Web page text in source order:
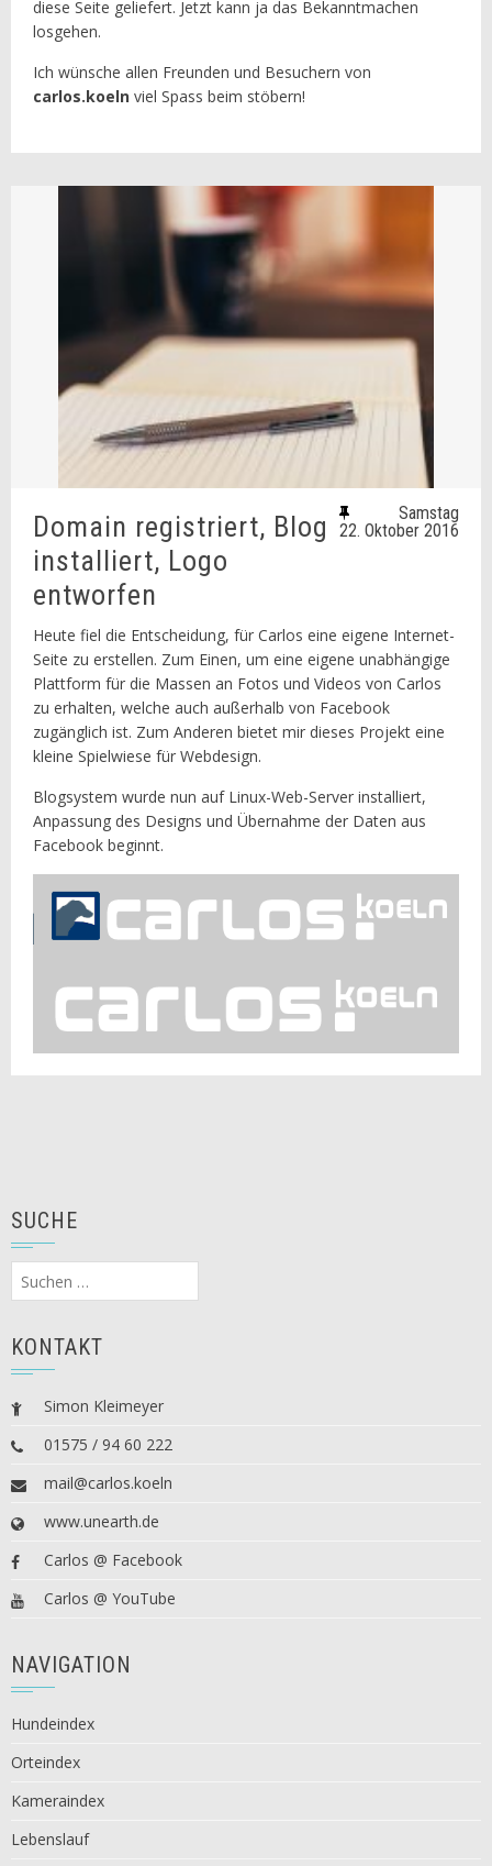
diese Seite geliefert. Jetzt kann ja das Bekanntmachen
losgehen.
Ich wünsche allen Freunden und Besuchern von
carlos.koeln viel Spass beim stöbern!
Samstag
22. Oktober 2016
Domain registriert, Blog
installiert, Logo
entworfen
Heute fiel die Entscheidung, für Carlos eine eigene Internet-
Seite zu erstellen. Zum Einen, um eine eigene unabhängige
Plattform für die Massen an Fotos und Videos von Carlos
zu erhalten, welche auch außerhalb von Facebook
zugänglich ist. Zum Anderen bietet mir dieses Projekt eine
kleine Spielwiese für Webdesign.
Blogsystem wurde nun auf Linux-Web-Server installiert,
Anpassung des Designs und Übernahme der Daten aus
Facebook beginnt.
SUCHE
Suchen
nach:
KONTAKT
Simon Kleimeyer
01575 / 94 60 222
mail@carlos.koeln
www.unearth.de
Carlos @ Facebook
Carlos @ YouTube
NAVIGATION
Hundeindex
Orteindex
Kameraindex
Lebenslauf